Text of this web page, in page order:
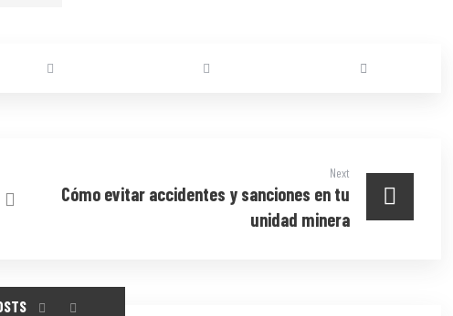
Next
Cómo evitar accidentes y sanciones en tu
unidad minera